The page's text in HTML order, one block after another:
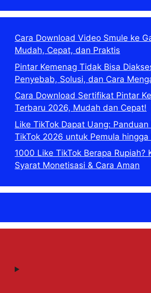
Cara Download Video Smule ke
Mudah, Cepat, dan Praktis
Pintar Kemenag Tidak Bisa
Penyebab, Solusi, dan Cara
Cara Download Sertifikat Pintar
Terbaru 2026, Mudah dan Cepat!
Like TikTok Dapat Uang:
TikTok 2026 untuk Pemula hingga
1000 Like TikTok Berapa Rupiah?
Syarat Monetisasi & Cara Aman